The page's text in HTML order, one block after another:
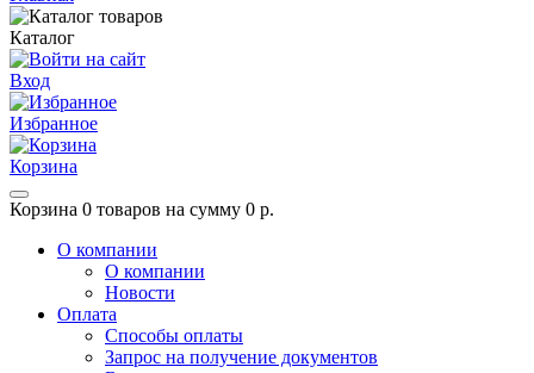
Каталог
Вход
Избранное
Корзина
Корзина 0 товаров на сумму 0 р.
О компании
О компании
Новости
Оплата
Способы оплаты
Запрос на получение документов